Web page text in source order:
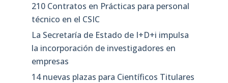
210 Contratos en Prácticas para personal
técnico en el CSIC
La Secretaría de Estado de I+D+i impulsa
la incorporación de investigadores en
empresas
14 nuevas plazas para Científicos Titulares